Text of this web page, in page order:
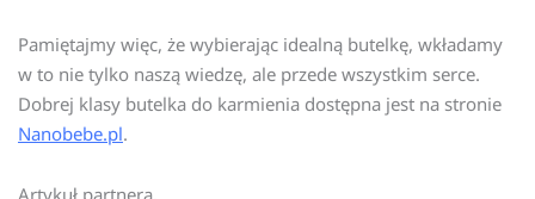
Pamiętajmy więc, że wybierając idealną butelkę, wkładamy
w to nie tylko naszą wiedzę, ale przede wszystkim serce.
Dobrej klasy butelka do karmienia dostępna jest na stronie
Nanobebe.pl.